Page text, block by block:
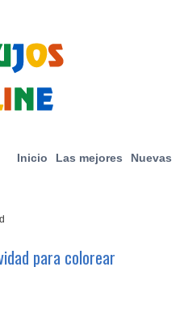
Inicio Las mejores Nuevas
para colorear